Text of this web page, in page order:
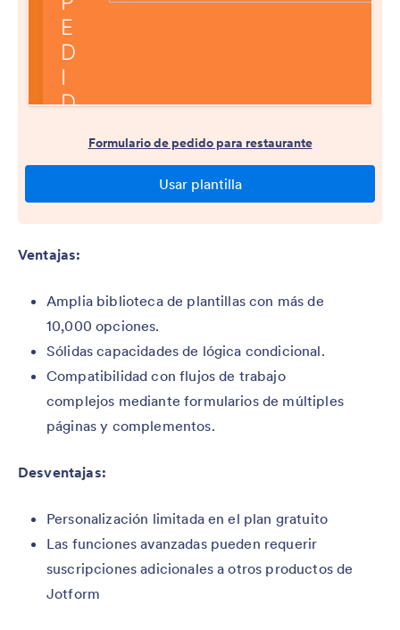
Ventajas:
Amplia biblioteca de plantillas con más de
10,000 opciones.
Sólidas capacidades de lógica condicional.
Compatibilidad con flujos de trabajo
complejos mediante formularios de múltiples
páginas y complementos.
Desventajas:
Personalización limitada en el plan gratuito
Las funciones avanzadas pueden requerir
suscripciones adicionales a otros productos de
Jotform